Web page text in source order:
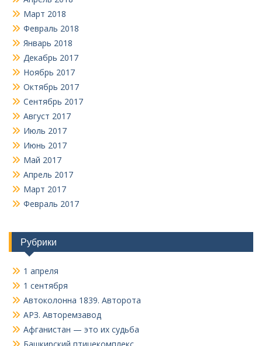
Март 2018
Февраль 2018
Январь 2018
Декабрь 2017
Ноябрь 2017
Октябрь 2017
Сентябрь 2017
Август 2017
Июль 2017
Июнь 2017
Май 2017
Апрель 2017
Март 2017
Февраль 2017
Рубрики
1 апреля
1 сентября
Автоколонна 1839. Авторота
АРЗ. Авторемзавод
Афганистан — это их судьба